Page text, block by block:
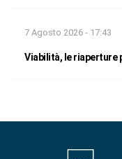
7 Agosto 2026 - 17:43
Viabilità, le riaperture